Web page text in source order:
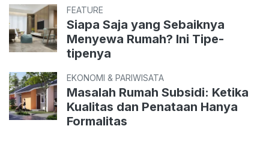
FEATURE
Siapa Saja yang Sebaiknya
Menyewa Rumah? Ini Tipe-
tipenya
EKONOMI & PARIWISATA
Masalah Rumah Subsidi: Ketika
Kualitas dan Penataan Hanya
Formalitas